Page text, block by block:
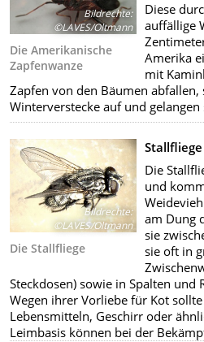
Bildrechte:
©LAVES/Oltmann
Die Amerikanische
Zapfenwanze
Diese
auffällige
Amerika
mit
Zapfen von den Bäumen abfallen,
Winterverstecke auf und
Bildrechte:
©LAVES/Oltmann
Die Stallfliege
Stallfliege
Die
und
am Dung
sie
sie oft in
Steckdosen) sowie in Spalten und
Wegen ihrer Vorliebe für Kot
Lebensmitteln, Geschirr oder
Leimbasis können bei der